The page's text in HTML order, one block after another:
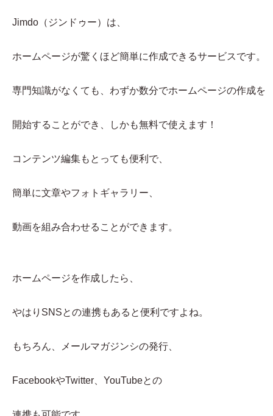
Jimdo（ジンドゥー）は、
ホームページが驚くほど簡単に作成できるサービスです。
専門知識がなくても、わずか数分でホームページの作成を
開始することができ、しかも無料で使えます！
コンテンツ編集もとっても便利で、
簡単に文章やフォトギャラリー、
動画を組み合わせることができます。
ホームページを作成したら、
やはりSNSとの連携もあると便利ですよね。
もちろん、メールマガジンシの発行、
FacebookやTwitter、YouTubeとの